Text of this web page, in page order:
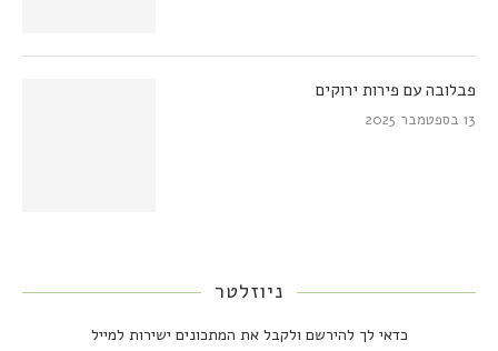
פבלובה עם פירות ירוקים
13 בספטמבר 2025
ניוזלטר
כדאי לך להירשם ולקבל את המתכונים ישירות למייל